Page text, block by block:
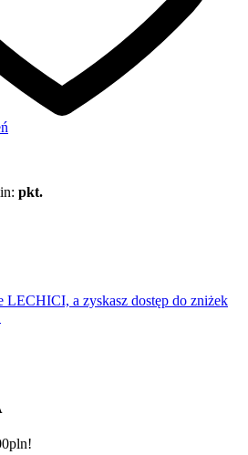
pkt.
LECHICI, a zyskasz dostęp do zniżek